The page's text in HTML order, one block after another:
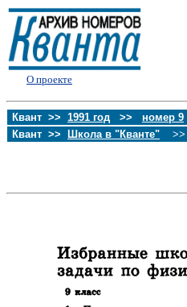
О проекте
Квант >> 1991 год >> номер 9
Квант >>
Школа в "Кванте" >>